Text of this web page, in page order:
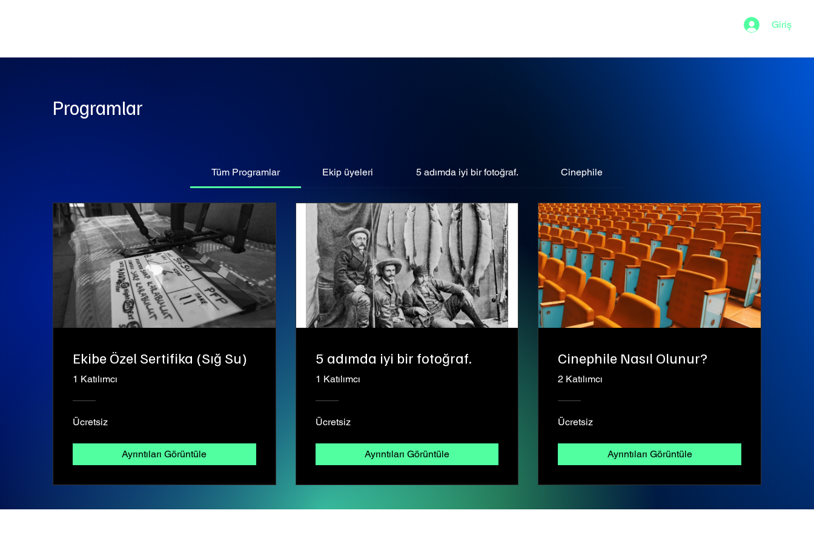
Giriş
Programlar
Tüm Programlar Ekip üyeleri 5 adımda iyi bir fotoğraf. Cinephile
Ekibe Özel Sertifika (Sığ Su)
1 Katılımcı
Ücretsiz
Ayrıntıları Görüntüle
5 adımda iyi bir fotoğraf.
1 Katılımcı
Ücretsiz
Ayrıntıları Görüntüle
Cinephile Nasıl Olunur?
2 Katılımcı
Ücretsiz
Ayrıntıları Görüntüle